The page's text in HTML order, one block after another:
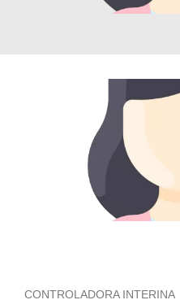
CONTROLADORA INTERINA